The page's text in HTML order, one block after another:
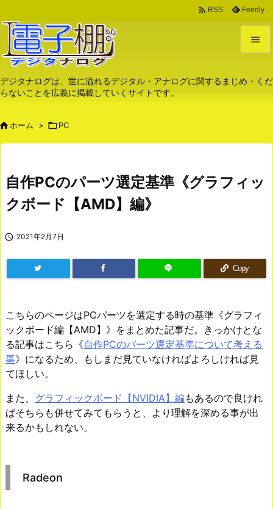
デジタナログは、世に溢れるデジタル・アナログに関するまじめ・くだ
らないことを広義に掲載していくサイトです。

メニュ

 RSS Feedly
ホーム > PC
自作PCのパーツ選定基準《グラフィッ
クボード【AMD】編》
 2021年2月7日
Copy
こちらのページはPCパーツを選定する時の基準《グラフィ
ックボード編【AMD】》をまとめた記事だ。きっかけとな
る記事はこちら《自作PCのパーツ選定基準について考える
事》になるため、もしまだ見ていなければよろしければ見
てほしい。
また、 グラフィックボード【NVIDIA】編もあるので良けれ
ばそちらも併せてみてもらうと、より理解を深める事が出
来るかもしれない。
Radeon